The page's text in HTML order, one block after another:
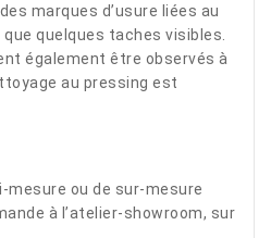
marques d’usure liées au
quelques taches visibles.
également être observés à
au pressing est
mesure ou de sur-mesure
à l’atelier-showroom, sur